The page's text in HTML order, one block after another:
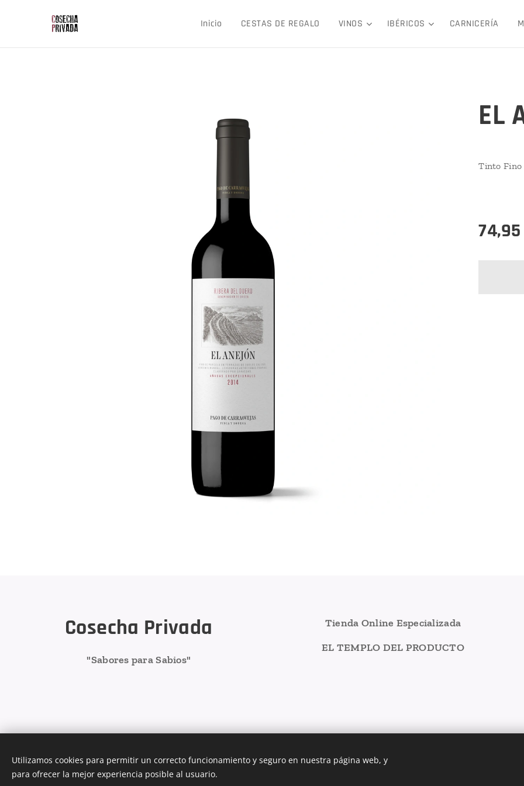
Inicio CESTAS DE REGALO VINOS IBÉRICOS CARNICERÍA
EL
Tinto Fino
74,95
Cosecha Privada
"Sabores para Sabios"
Tienda Online Especializada
EL TEMPLO DEL PRODUCTO
Utilizamos cookies para permitir un correcto funcionamiento y seguro en nuestra página web, y
para ofrecer la mejor experiencia posible al usuario.